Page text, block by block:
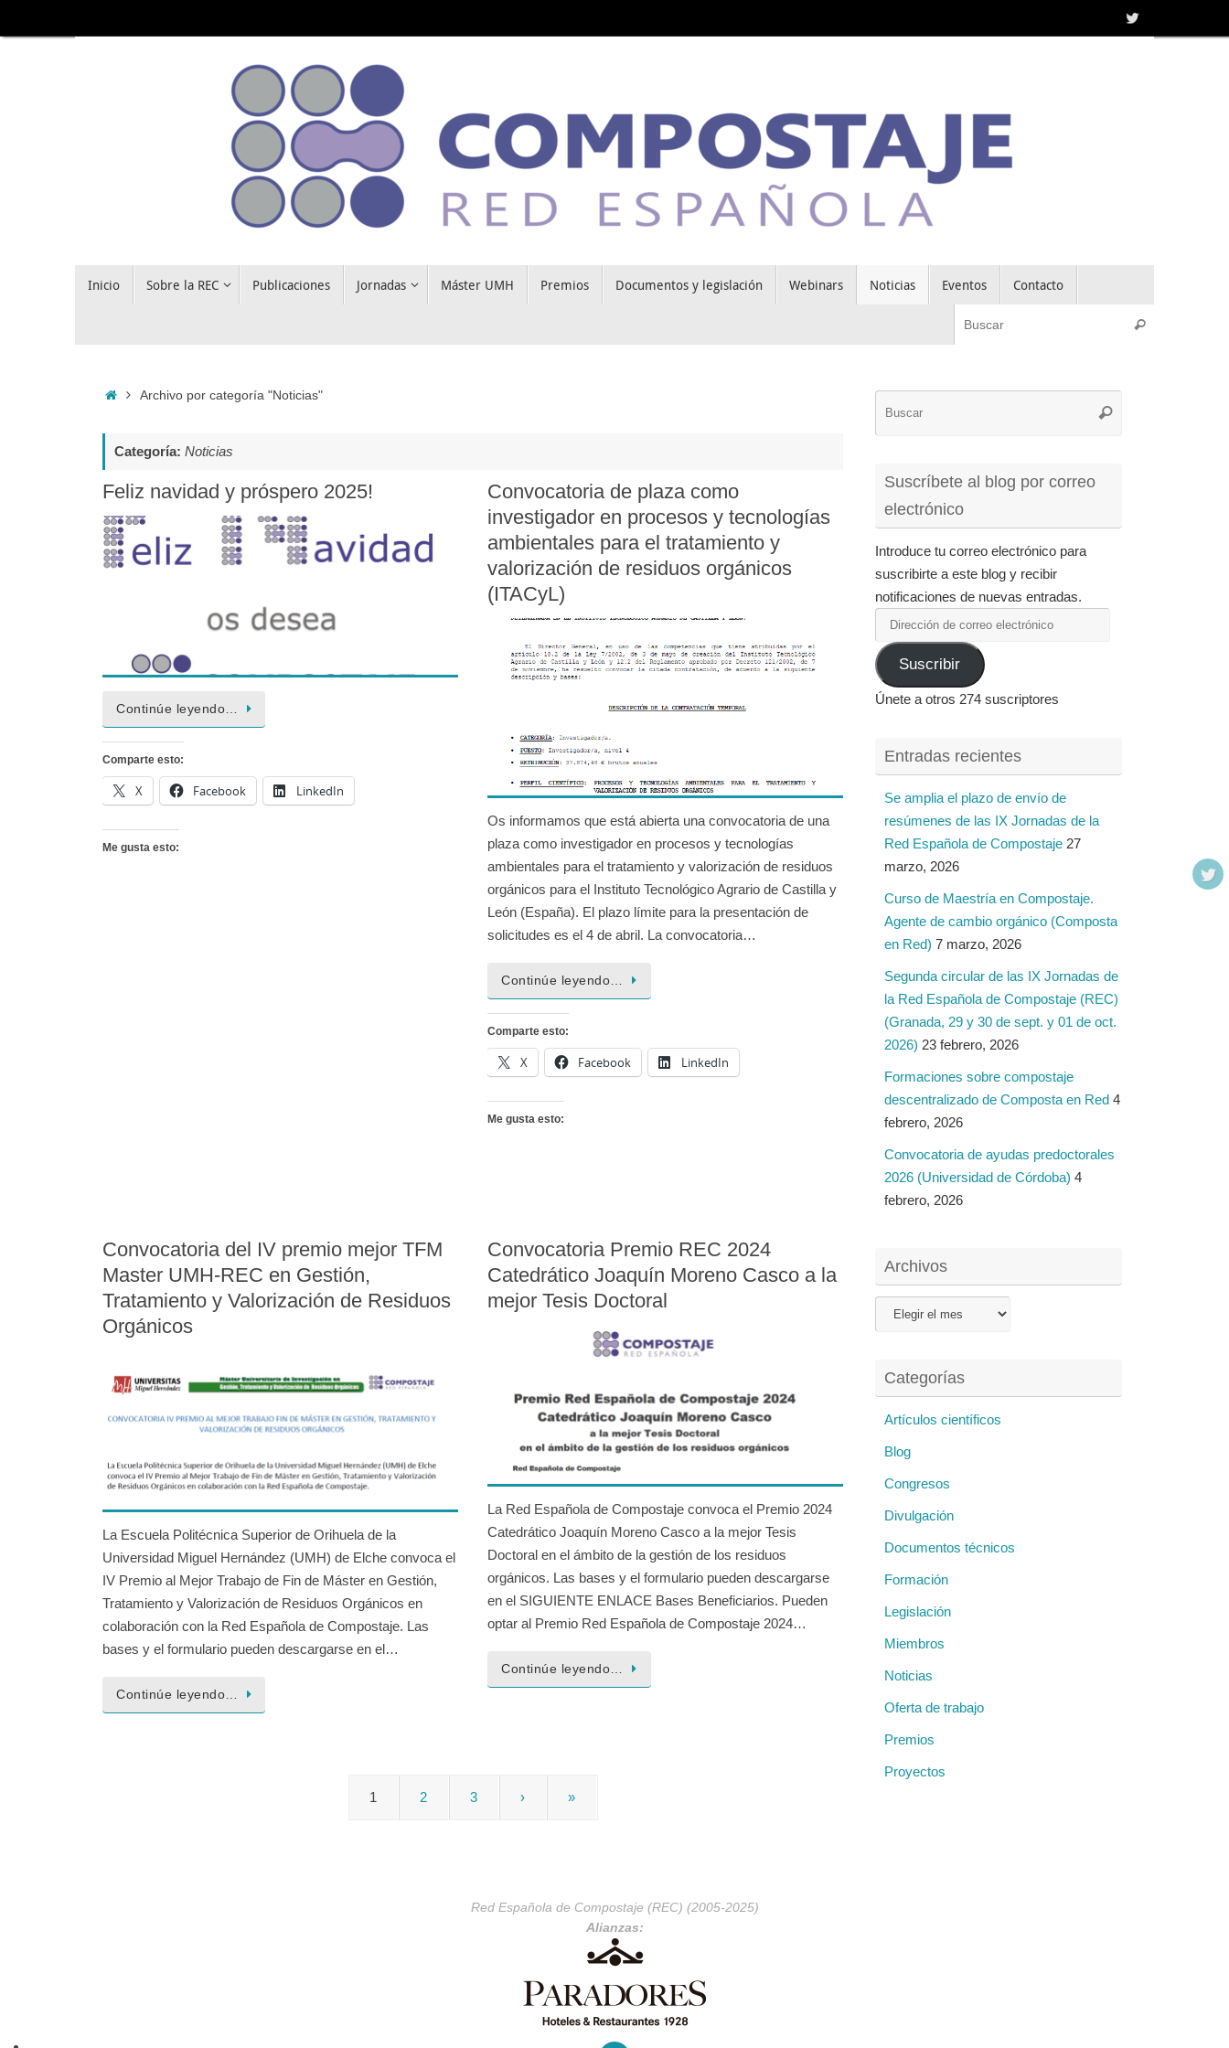
al
Inicio Sobre la REC Publicaciones Jornadas Máster UMH Premios Documentos y legislación Webinars Noticias Eventos Contacto
Buscar
InicioArchivo por categoría "Noticias"
Categoría: Noticias
Feliz navidad y próspero 2025!
Continúe leyendo…
Comparte esto:
X Facebook LinkedIn
Me gusta esto:
Convocatoria de plaza como
investigador en procesos y tecnologías
ambientales para el tratamiento y
valorización de residuos orgánicos
(ITACyL)
Os informamos que está abierta una convocatoria de una
plaza como investigador en procesos y tecnologías
ambientales para el tratamiento y valorización de residuos
orgánicos para el Instituto Tecnológico Agrario de Castilla y
León (España). El plazo límite para la presentación de
solicitudes es el 4 de abril. La convocatoria…
Continúe leyendo…
Comparte esto:
X Facebook LinkedIn
Me gusta esto:
Convocatoria del IV premio mejor TFM
Master UMH-REC en Gestión,
Tratamiento y Valorización de Residuos
Orgánicos
La Escuela Politécnica Superior de Orihuela de la
Universidad Miguel Hernández (UMH) de Elche convoca el
IV Premio al Mejor Trabajo de Fin de Máster en Gestión,
Tratamiento y Valorización de Residuos Orgánicos en
colaboración con la Red Española de Compostaje. Las
bases y el formulario pueden descargarse en el…
Continúe leyendo…
Convocatoria Premio REC 2024
Catedrático Joaquín Moreno Casco a la
mejor Tesis Doctoral
La Red Española de Compostaje convoca el Premio 2024
Catedrático Joaquín Moreno Casco a la mejor Tesis
Doctoral en el ámbito de la gestión de los residuos
orgánicos. Las bases y el formulario pueden descargarse
en el SIGUIENTE ENLACE Bases Beneficiarios. Pueden
optar al Premio Red Española de Compostaje 2024…
Continúe leyendo…
1 2 3 › »
Buscar
Suscríbete al blog por correo
electrónico
Introduce tu correo electrónico para
suscribirte a este blog y recibir
notificaciones de nuevas entradas.
Dirección
de
correo
electrónico
Suscribir
Únete a otros 274 suscriptores
Entradas recientes
Se amplia el plazo de envío de
resúmenes de las IX Jornadas de la
Red Española de Compostaje 27
marzo, 2026
Curso de Maestría en Compostaje.
Agente de cambio orgánico (Composta
en Red) 7 marzo, 2026
Segunda circular de las IX Jornadas de
la Red Española de Compostaje (REC)
(Granada, 29 y 30 de sept. y 01 de oct.
2026) 23 febrero, 2026
Formaciones sobre compostaje
descentralizado de Composta en Red 4
febrero, 2026
Convocatoria de ayudas predoctorales
2026 (Universidad de Córdoba) 4
febrero, 2026
Archivos
Archivos
Categorías
Artículos científicos
Blog
Congresos
Divulgación
Documentos técnicos
Formación
Legislación
Miembros
Noticias
Oferta de trabajo
Premios
Proyectos
Red Española de Compostaje (REC) (2005-2025)
Alianzas: